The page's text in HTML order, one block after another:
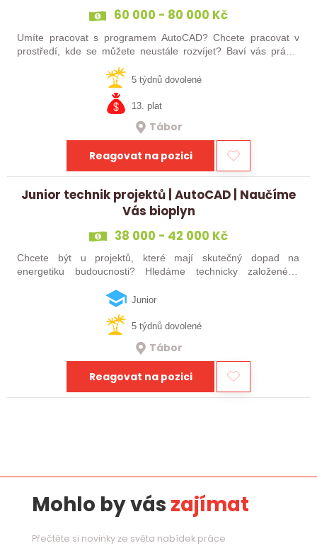
60 000 - 80 000 Kč
Umíte pracovat s programem AutoCAD? Chcete pracovat v
prostředí, kde se můžete neustále rozvíjet? Baví vás práce,
kde máte své místo a klid? Pokud jste třikrát odpověděl/a ano,
čtěte dál! Hledáme…
5 týdnů dovolené
13. plat
Tábor
Reagovat na pozici
Junior technik projektů | AutoCAD | Naučíme
Vás bioplyn
38 000 - 42 000 Kč
Chcete být u projektů, které mají skutečný dopad na
energetiku budoucnosti? Hledáme technicky založeného
realizaci bioplynových stanic po celé…
Junior
5 týdnů dovolené
Tábor
Reagovat na pozici
Mohlo by vás zajímat
Přečtěte si novinky ze světa nabídek práce